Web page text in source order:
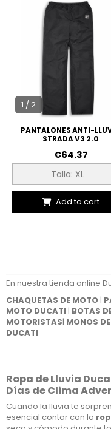
1 / 2
PANTALONES ANTI-
STRADA V3 2.0
€64.37
Talla: XL
Add to cart
En nuestra tienda online
CHAQUETAS DE MOTO|
MOTO DUCATI| BOTAS
MOTORISTAS| MONOS
DUCATI
Ropa de Lluvia
Días de Clima
Cuando la lluvia te
esencial contar con la